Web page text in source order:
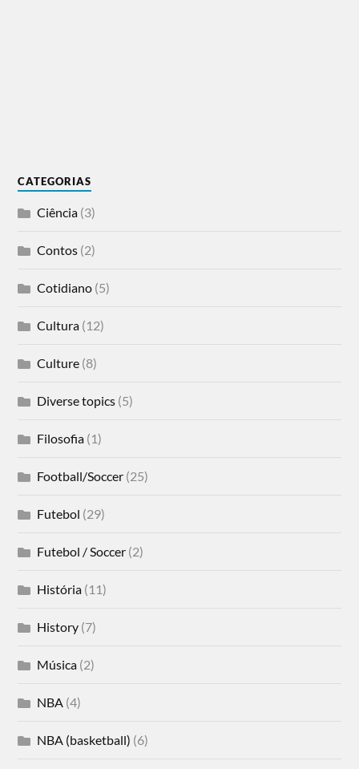
CATEGORIAS
Ciência (3)
Contos (2)
Cotidiano (5)
Cultura (12)
Culture (8)
Diverse topics (5)
Filosofia (1)
Football/Soccer (25)
Futebol (29)
Futebol / Soccer (2)
História (11)
History (7)
Música (2)
NBA (4)
NBA (basketball) (6)